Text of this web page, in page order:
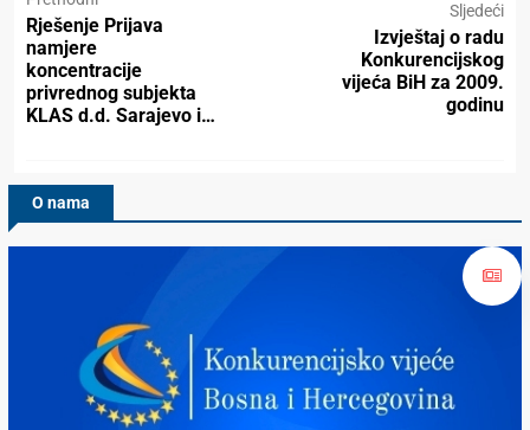
Rješenje Prijava
namjere
koncentracije
privrednog subjekta
KLAS d.d. Sarajevo i…
Sljedeći
Izvještaj o radu
Konkurencijskog
vijeća BiH za 2009.
godinu
O nama